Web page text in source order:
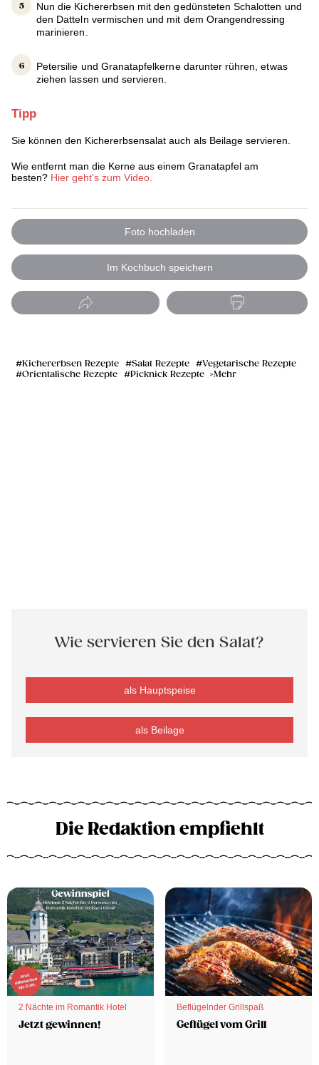
Nun die Kichererbsen mit den gedünsteten Schalotten und
den Datteln vermischen und mit dem Orangendressing
marinieren.
Petersilie und Granatapfelkerne darunter rühren, etwas
ziehen lassen und servieren.
Tipp
Sie können den Kichererbsensalat auch als Beilage servieren.
Wie entfernt man die Kerne aus einem Granatapfel am
besten? Hier geht's zum Video.
Foto hochladen
Im Kochbuch speichern
Kichererbsen Rezepte Salat Rezepte
Vegetarische Rezepte
Orientalische Rezepte
Picknick Rezepte Mehr
Wie servieren Sie den Salat?
als Hauptspeise
als Beilage
Die Redaktion empfiehlt
2 Nächte im Romantik Hotel
Jetzt gewinnen!
Beflügelnder Grillspaß
Geflügel vom Grill